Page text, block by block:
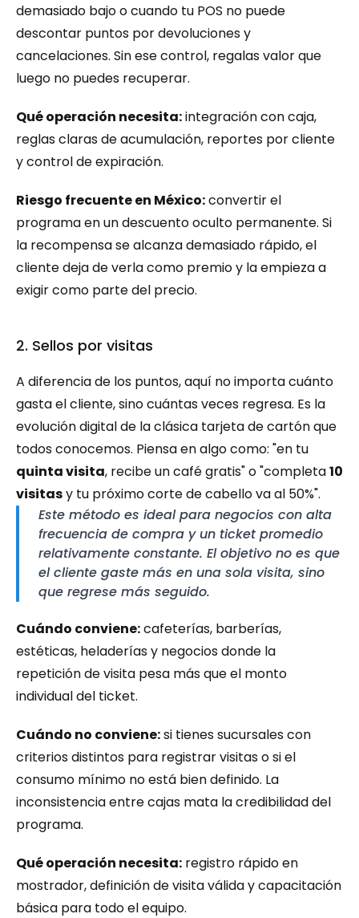
demasiado bajo o cuando tu POS no puede
descontar puntos por devoluciones y
cancelaciones. Sin ese control, regalas valor que
luego no puedes recuperar.
Qué operación necesita: integración con caja,
reglas claras de acumulación, reportes por cliente
y control de expiración.
Riesgo frecuente en México: convertir el
programa en un descuento oculto permanente. Si
la recompensa se alcanza demasiado rápido, el
cliente deja de verla como premio y la empieza a
exigir como parte del precio.
2. Sellos por visitas
A diferencia de los puntos, aquí no importa cuánto
gasta el cliente, sino cuántas veces regresa. Es la
evolución digital de la clásica tarjeta de cartón que
quinta visita, recibe un café gratis" o "completa 10
visitas y tu próximo corte de cabello va al 50%".
Este método es ideal para negocios con alta
frecuencia de compra y un ticket promedio
relativamente constante. El objetivo no es que
el cliente gaste más en una sola visita, sino
que regrese más seguido.
Cuándo conviene: cafeterías, barberías,
estéticas, heladerías y negocios donde la
repetición de visita pesa más que el monto
individual del ticket.
Cuándo no conviene: si tienes sucursales con
criterios distintos para registrar visitas o si el
consumo mínimo no está bien definido. La
inconsistencia entre cajas mata la credibilidad del
programa.
Qué operación necesita: registro rápido en
mostrador, definición de visita válida y capacitación
básica para todo el equipo.